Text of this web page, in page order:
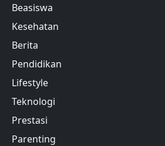
Beasiswa
Kesehatan
Berita
Pendidikan
Lifestyle
Teknologi
Prestasi
Parenting